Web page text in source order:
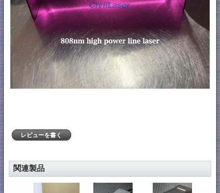
レビューを書く
関連製品